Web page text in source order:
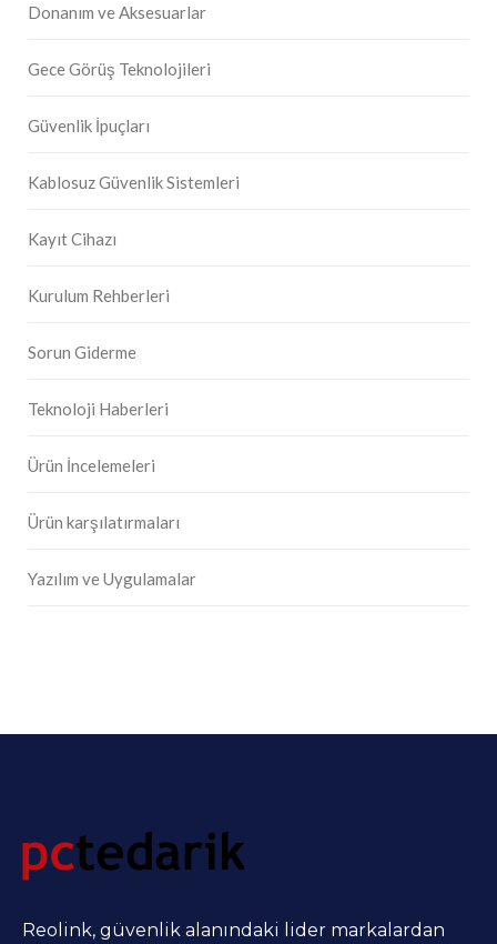
Donanım ve Aksesuarlar
Gece Görüş Teknolojileri
Güvenlik İpuçları
Kablosuz Güvenlik Sistemleri
Kayıt Cihazı
Kurulum Rehberleri
Sorun Giderme
Teknoloji Haberleri
Ürün İncelemeleri
Ürün karşılatırmaları
Yazılım ve Uygulamalar
Reolink, güvenlik alanındaki lider markalardan